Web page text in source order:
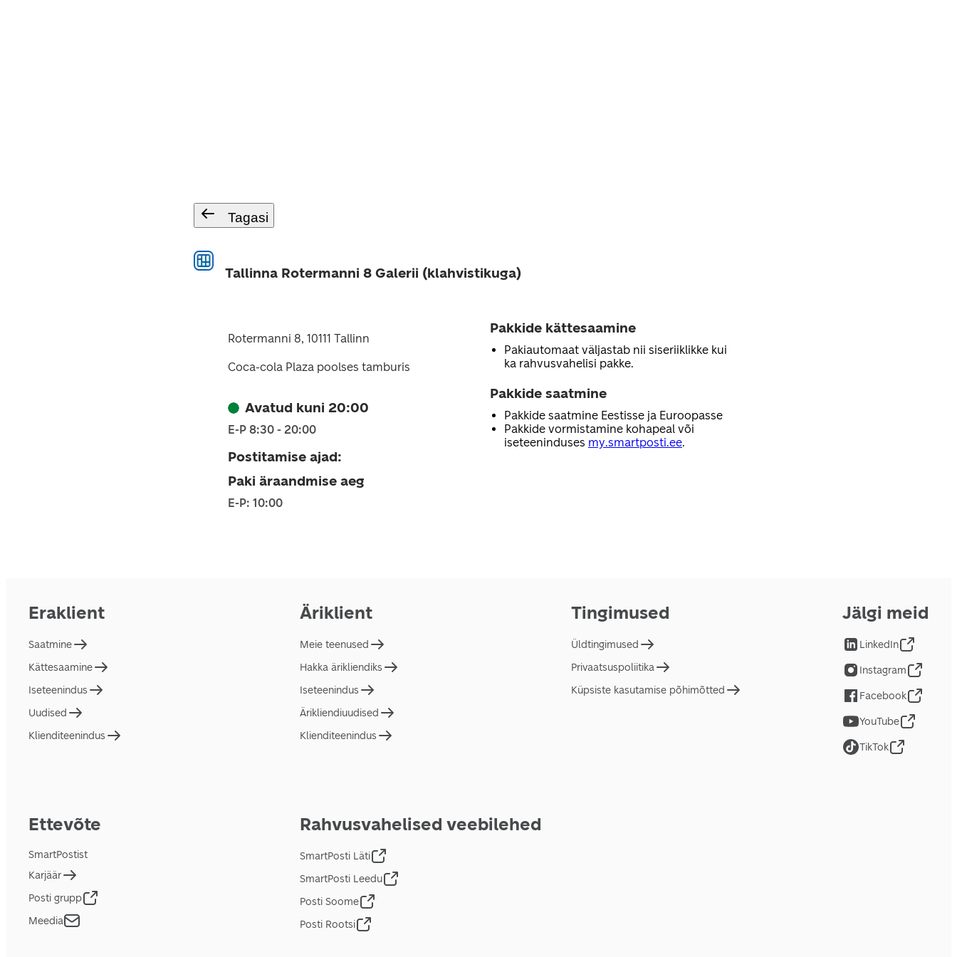
Tagasi
Tallinna Rotermanni 8 Galerii (klahvistikuga)
Rotermanni 8, 10111 Tallinn
Coca-cola Plaza poolses tamburis
Avatud kuni 20:00
E-P 8:30 - 20:00
Postitamise ajad:
Paki äraandmise aeg
E-P: 10:00
Pakkide kättesaamine
Pakiautomaat väljastab nii siseriiklikke kui
ka rahvusvahelisi pakke.
Pakkide saatmine
Pakkide saatmine Eestisse ja Euroopasse
Pakkide vormistamine kohapeal või
iseteeninduses my.smartposti.ee.
Eraklient
Saatmine
Kättesaamine
Iseteenindus
Uudised
Klienditeenindus
Äriklient
Meie teenused
Hakka ärikliendiks
Iseteenindus
Ärikliendiuudised
Klienditeenindus
Tingimused
Üldtingimused
Privaatsuspoliitika
Küpsiste kasutamise põhimõtted
Ettevõte
SmartPostist
Karjäär
Posti grupp
Meedia
Rahvusvahelised veebilehed
SmartPosti Läti
SmartPosti Leedu
Posti Soome
Posti Rootsi
Jälgi meid
LinkedIn
Instagram
Facebook
YouTube
TikTok